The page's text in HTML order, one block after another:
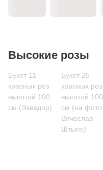
Высокие розы
Букет 11
красных роз
высотой 100
см (Эквадор)
Букет 25
красных роз
высотой 100
см (на фото
Вячеслав
Штыпс)